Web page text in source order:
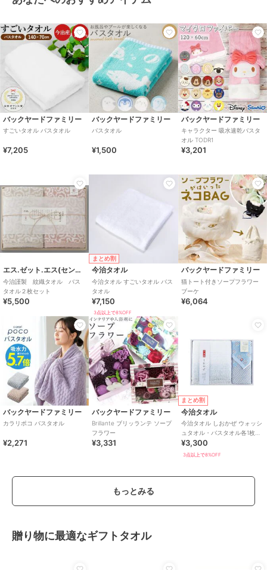
バックヤードファミリー
すごいタオル バスタオル
¥7,205
バックヤードファミリー
バスタオル
¥1,500
バックヤードファミリー
キャラクター 吸水速乾バスタ
オル TODR1
¥3,201
エス.ゼット.エス(センコーザッカスタジオ)
今治謹製 紋織タオル バス
タオル２枚セット
¥5,500
まとめ割
今治タオル
今治タオル すごいタオル バス
タオル
¥7,150
3点以上で8%OFF
バックヤードファミリー
猫トート付きソープフラワー
ブーケ
¥6,064
バックヤードファミリー
カラリポコ バスタオル
¥2,271
バックヤードファミリー
Brillante ブリッランテ ソープ
フラワー
¥3,331
まとめ割
今治タオル
今治タオル しおかぜ ウォッシ
ュタオル・バスタオル各1枚入
り
¥3,300
3点以上で8%OFF
もっとみる
贈り物に最適なギフトタオル